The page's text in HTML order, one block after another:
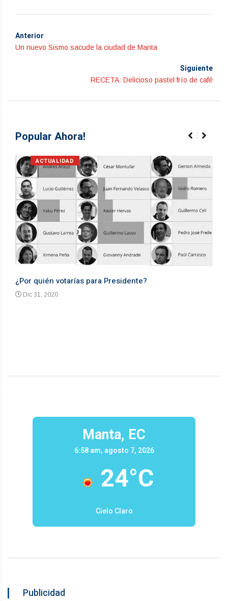
Anterior
Un nuevo Sismo sacude la ciudad de Manta
Siguiente
RECETA: Delicioso pastel frío de café
Popular Ahora!
ACTUALIDAD
¿Por quién votarías para Presidente?
Dic 31, 2020
Manta, EC
6:58 am, agosto 7, 2026
24°C
Cielo Claro
Publicidad